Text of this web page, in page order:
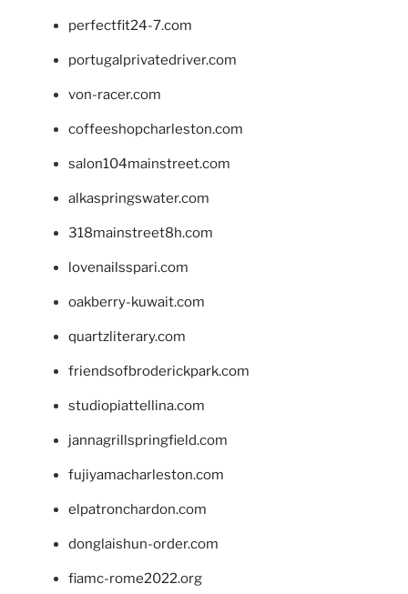
perfectfit24-7.com
portugalprivatedriver.com
von-racer.com
coffeeshopcharleston.com
salon104mainstreet.com
alkaspringswater.com
318mainstreet8h.com
lovenailsspari.com
oakberry-kuwait.com
quartzliterary.com
friendsofbroderickpark.com
studiopiattellina.com
jannagrillspringfield.com
fujiyamacharleston.com
elpatronchardon.com
donglaishun-order.com
fiamc-rome2022.org